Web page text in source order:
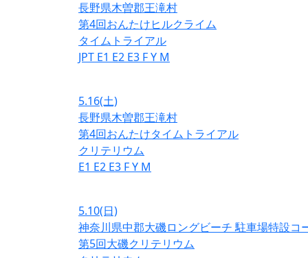
長野県木曽郡王滝村
第4回おんたけヒルクライム
タイムトライアル
JPT E1 E2 E3 FY M
5.16(土)
長野県木曽郡王滝村
第4回おんたけタイムトライアル
クリテリウム
E1 E2 E3 FY M
5.10(日)
神奈川県中郡大磯ロングビーチ 駐車場特設コ
第5回大磯クリテリウム